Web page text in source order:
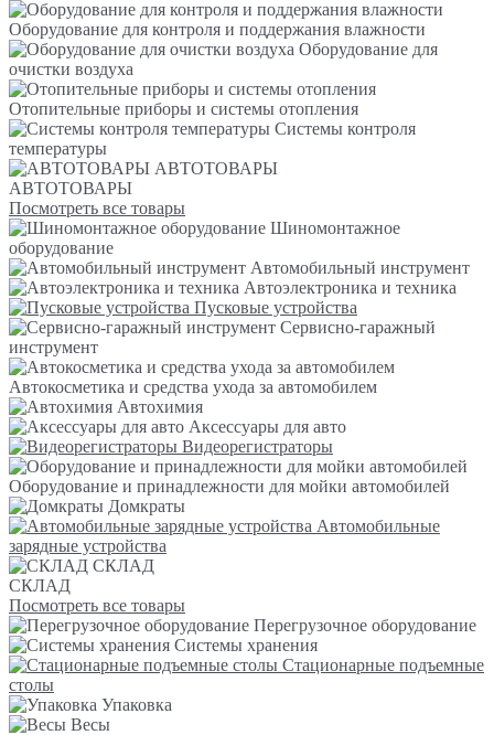
Оборудование для контроля и поддержания влажности
Оборудование для
очистки воздуха
Отопительные приборы и системы отопления
Системы контроля
температуры
АВТОТОВАРЫ
АВТОТОВАРЫ
Посмотреть все товары
Шиномонтажное
оборудование
Автомобильный инструмент
Автоэлектроника и техника
Пусковые устройства
Сервисно-гаражный
инструмент
Автокосметика и средства ухода за автомобилем
Автохимия
Аксессуары для авто
Видеорегистраторы
Оборудование и принадлежности для мойки автомобилей
Домкраты
Автомобильные
зарядные устройства
СКЛАД
СКЛАД
Посмотреть все товары
Перегрузочное оборудование
Системы хранения
Стационарные подъемные
столы
Упаковка
Весы